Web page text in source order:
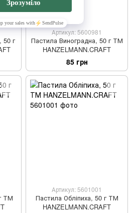
50 г
Артикул: 5600981
Пастила Виноградна, 50 г ТМ
HANZELMANN.CRAFT
85 грн
ТМ
Артикул: 5601001
Пастила Обліпиха, 50 г ТМ
HANZELMANN.CRAFT